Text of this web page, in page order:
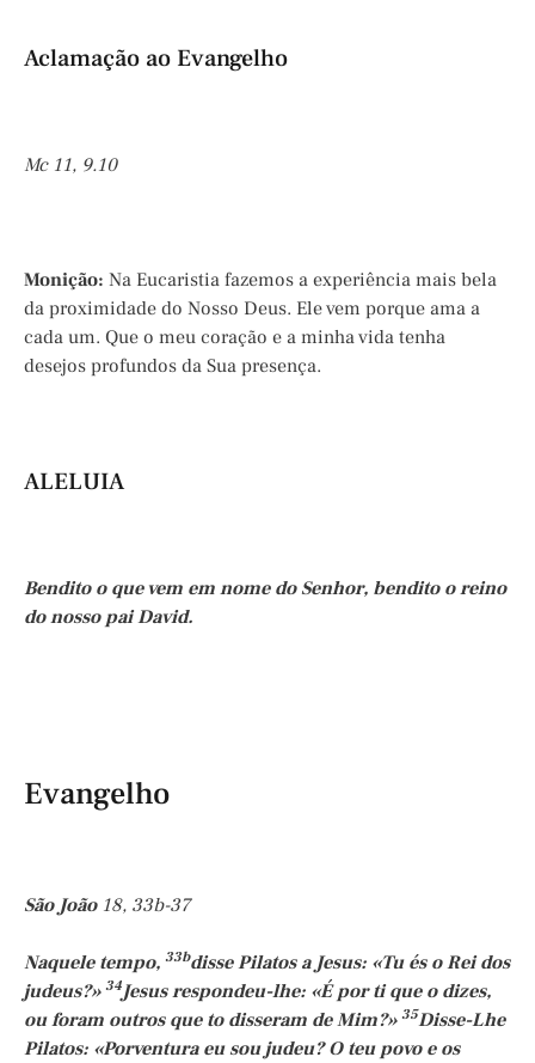
Aclamação ao Evangelho
Mc 11, 9.10
Monição: Na Eucaristia fazemos a experiência mais bela
da proximidade do Nosso Deus. Ele vem porque ama a
cada um. Que o meu coração e a minha vida tenha
desejos profundos da Sua presença.
ALELUIA
Bendito o que vem em nome do Senhor, bendito o reino
do nosso pai David.
Evangelho
São João18, 33b-37
Naquele tempo, 33bdisse Pilatos a Jesus: «Tu és o Rei dos
judeus?» 34Jesus respondeu-lhe: «É por ti que o dizes,
ou foram outros que to disseram de Mim?» 35Disse-Lhe
Pilatos: «Porventura eu sou judeu? O teu povo e os